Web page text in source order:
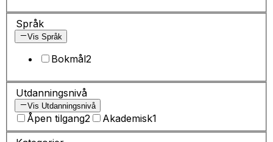
Språk
Vis Språk
Bokmål2
Utdanningsnivå
Vis Utdanningsnivå
Åpen tilgang2 Akademisk1